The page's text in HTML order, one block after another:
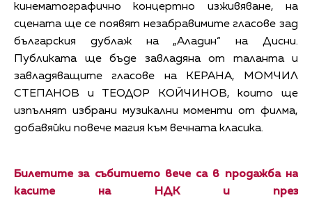
кинематографично концертно изживяване, на
сцената ще се появят незабравимите гласове зад
българския дублаж на „Аладин“ на Дисни.
Публиката ще бъде завладяна от таланта и
завладяващите гласове на КЕРАНА, МОМЧИЛ
СТЕПАНОВ и ТЕОДОР КОЙЧИНОВ, които ще
изпълнят избрани музикални моменти от филма,
добавяйки повече магия към вечната класика.
Билетите за събитието вече са в продажба на
касите на НДК и през